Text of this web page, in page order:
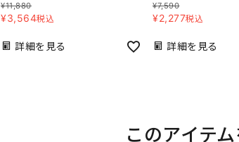
¥11,880
¥3,564税込
詳細を見る
¥7,590
¥2,277税込
詳細を見る
このアイテ